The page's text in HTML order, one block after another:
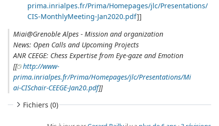
prima.inrialpes.fr/Prima/Homepages/jlc/Presentations/
CIS-MonthlyMeeting-Jan2020.pdf]]
Miai@Grenoble Alpes - Mission and organization
News: Open Calls and Upcoming Projects
ANR CEEGE: Chess Expertise from Eye-gaze and Emotion
[[
http://www-
prima.inrialpes.fr/Prima/Homepages/jlc/Presentations/Mi
ai-CISchair-CEEGE-Jan20.pdf]]
Fichiers (0)